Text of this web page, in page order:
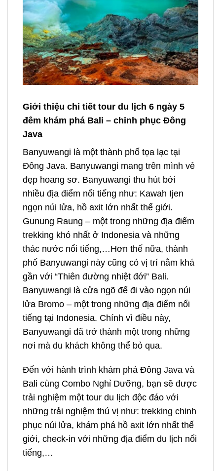
Giới thiệu chi tiết tour du lịch 6 ngày 5
đêm khám phá Bali – chinh phục Đông
Java
Banyuwangi là một thành phố tọa lạc tại
Đông Java. Banyuwangi mang trên mình vẻ
đẹp hoang sơ. Banyuwangi thu hút bởi
nhiều địa điểm nổi tiếng như: Kawah Ijen
ngọn núi lửa, hồ axit lớn nhất thế giới.
Gunung Raung – một trong những địa điểm
trekking khó nhất ở Indonesia và những
thác nước nổi tiếng,…Hơn thế nữa, thành
phố Banyuwangi này cũng có vị trí nằm khá
gần với “Thiên đường nhiệt đới” Bali.
Banyuwangi là cửa ngõ để đi vào ngọn núi
lửa Bromo – một trong những địa điểm nổi
tiếng tại Indonesia. Chính vì điều này,
Banyuwangi đã trở thành một trong những
nơi mà du khách không thể bỏ qua.
Đến với hành trình khám phá Đông Java và
Bali cùng Combo Nghỉ Dưỡng, bạn sẽ được
trải nghiệm một tour du lịch độc đáo với
những trải nghiệm thú vị như: trekking chinh
phục núi lửa, khám phá hồ axit lớn nhất thế
giới, check-in với những địa điểm du lịch nổi
tiếng,…